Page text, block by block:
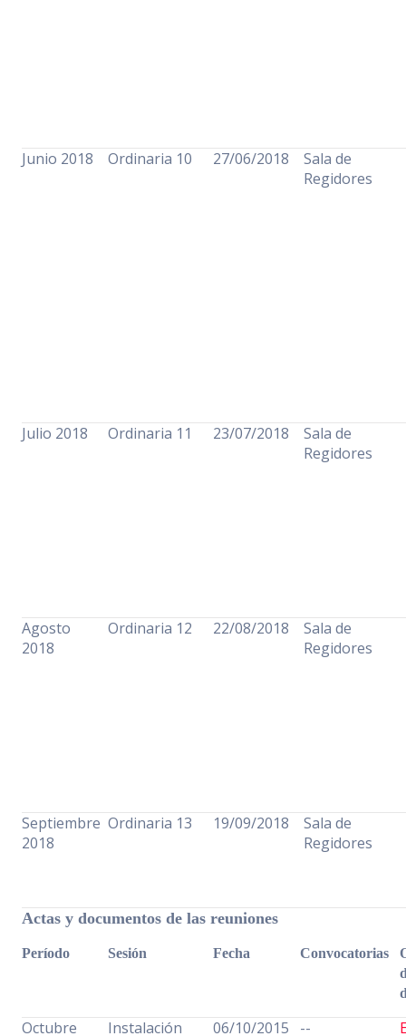
Junio 2018 Ordinaria 10 27/06/2018
Sala de
Regidores
Julio 2018 Ordinaria 11 23/07/2018
Sala de
Regidores
Agosto
2018
Ordinaria 12 22/08/2018
Sala de
Regidores
Septiembre
2018
Ordinaria 13 19/09/2018
Sala de
Regidores
Actas y documentos de las reuniones
Período Sesión Fecha Convocatorias
Octubre Instalación 06/10/2015 --